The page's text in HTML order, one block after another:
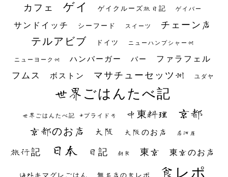
カフェ ゲイ ゲイクルーズ旅日記 ゲイバー
サンドイッチ シーフード スイーツ チェーン店
テルアビブ ドイツ ニューハンプシャー州
ニューヨーク州 ハンバーガー バー ファラフェル
フムス ボストン マサチューセッツ州 ユダヤ
世界ごはんたべ記
世界ごはんたべ記 #プライド号 中東料理 京都
京都のお店 大阪 大阪のお店 居酒屋
旅行記 日本 日記 朝食 東京 東京のお店
海外キマグレごはん 無名店の食レポ 食レポ